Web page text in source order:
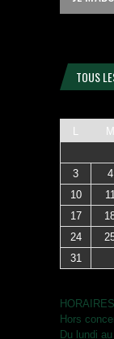
TOUS
L M
3
4
10
11
17
24
31
Hors
Du lundi